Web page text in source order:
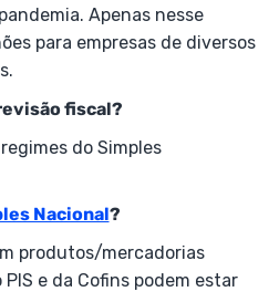
Apenas nesse
para empresas de diversos
fiscal?
do Simples
Nacional?
produtos/mercadorias
e da Cofins podem estar